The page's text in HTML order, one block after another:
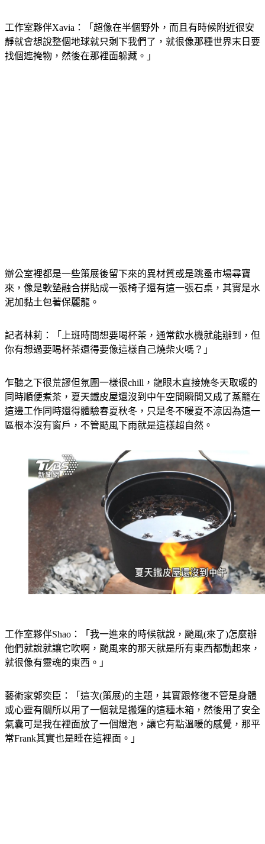
工作室夥伴Xavia：「超像在半個野外，而且有時候附近很安
靜就會想說整個地球就只剩下我們了，就很像那種世界末日要
找個遮掩物，然後在那裡面躲藏。」
辦公室裡都是一些策展後留下來的異材質或是跳蚤市場尋寶
來，像是軟墊融合拼貼成一張椅子還有這一張石桌，其實是水
泥加黏土包著保麗龍。
記者林莉：「上班時間想要喝杯茶，通常飲水機就能辦到，但
你有想過要喝杯茶還得要像這樣自己燒柴火嗎？」
乍聽之下很荒謬但氛圍一樣很chill，龍眼木直接燒冬天取暖的
同時順便煮茶，夏天鐵皮屋還沒到中午空間瞬間又成了蒸籠在
這邊工作同時還得體驗春夏秋冬，只是冬不暖夏不涼因為這一
區根本沒有窗戶，不管颳風下雨就是這樣超自然。
工作室夥伴Shao：「我一進來的時候就說，颱風(來了)怎麼辦
他們就說就讓它吹啊，颱風來的那天就是所有東西都動起來，
就很像有靈魂的東西。」
藝術家郭奕臣：「這次(策展)的主題，其實跟修復不管是身體
或心靈有關所以用了一個就是搬運的這種木箱，然後用了安全
氣囊可是我在裡面放了一個燈泡，讓它有點溫暖的感覺，那平
常Frank其實也是睡在這裡面。」